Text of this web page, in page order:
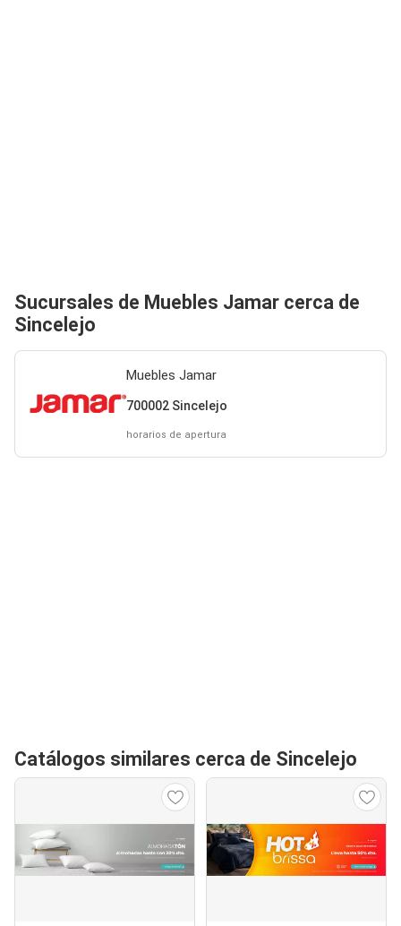
Sucursales de Muebles Jamar cerca de
Sincelejo
Muebles Jamar
700002 Sincelejo
horarios de apertura
Catálogos similares cerca de Sincelejo